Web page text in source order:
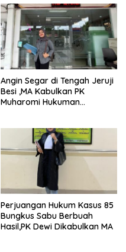
Angin Segar di Tengah Jeruji
Besi ,MA Kabulkan PK
Muharomi Hukuman
Perjuangan Hukum Kasus 85
Bungkus Sabu Berbuah
Hasil,PK Dewi Dikabulkan MA